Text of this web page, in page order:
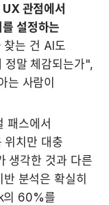
관점에서
설정하는
는 건 AI도
정말 체감되는가",
는 사람이
패스에서
치만 대충
생각한 것과 다른
분석은 확실히
의 60%를